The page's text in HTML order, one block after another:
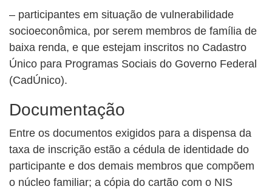
– participantes em situação de vulnerabilidade
socioeconômica, por serem membros de família de
baixa renda, e que estejam inscritos no Cadastro
Único para Programas Sociais do Governo Federal
(CadÚnico).
Documentação
Entre os documentos exigidos para a dispensa da
taxa de inscrição estão a cédula de identidade do
participante e dos demais membros que compõem
o núcleo familiar; a cópia do cartão com o NIS